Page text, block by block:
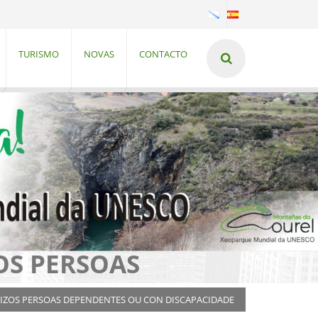
TURISMO NOVAS CONTACTO
PERSOAS
PERSOAS DEPENDENTES OU CON DISCAPACIDADE